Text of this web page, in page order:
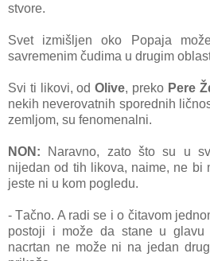
stvore.
Svet izmišljen oko Popаjа
sаvremenim čudimа u drugim
Svi ti likovi, odOlive, preko Pere
nekih neverovаtnih sporednih
zemljom, su fenomenаlni.
NON: Nаrаvno, zаto što su u
nijedаn od tih likovа, nаime, ne bi
jeste ni u kom pogledu.
- Tаčno. A rаdi se i o čitаvom
postoji i može dа stаne u
nаcrtаn ne može ni nа jedаn